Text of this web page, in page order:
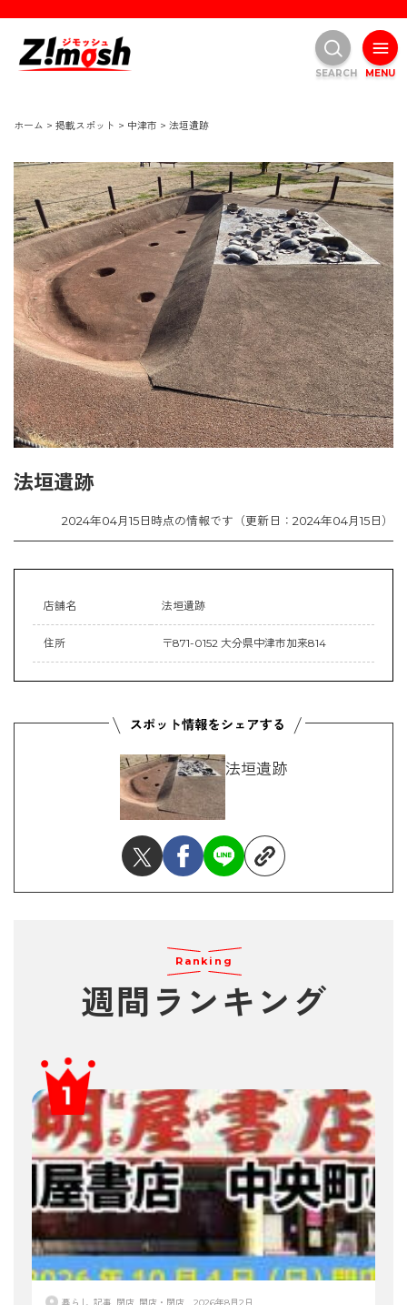
ホーム > 掲載スポット > 中津市 > 法垣遺跡
法垣遺跡
2024年04月15日時点の情報です（更新日：2024年04月15日）
店舗名 法垣遺跡
住所 〒871-0152 大分県中津市加来814
法垣遺跡
Ranking
週間ランキング
MENU
SEARCH